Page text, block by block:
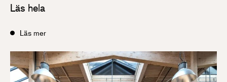
Läs hela
Läs mer